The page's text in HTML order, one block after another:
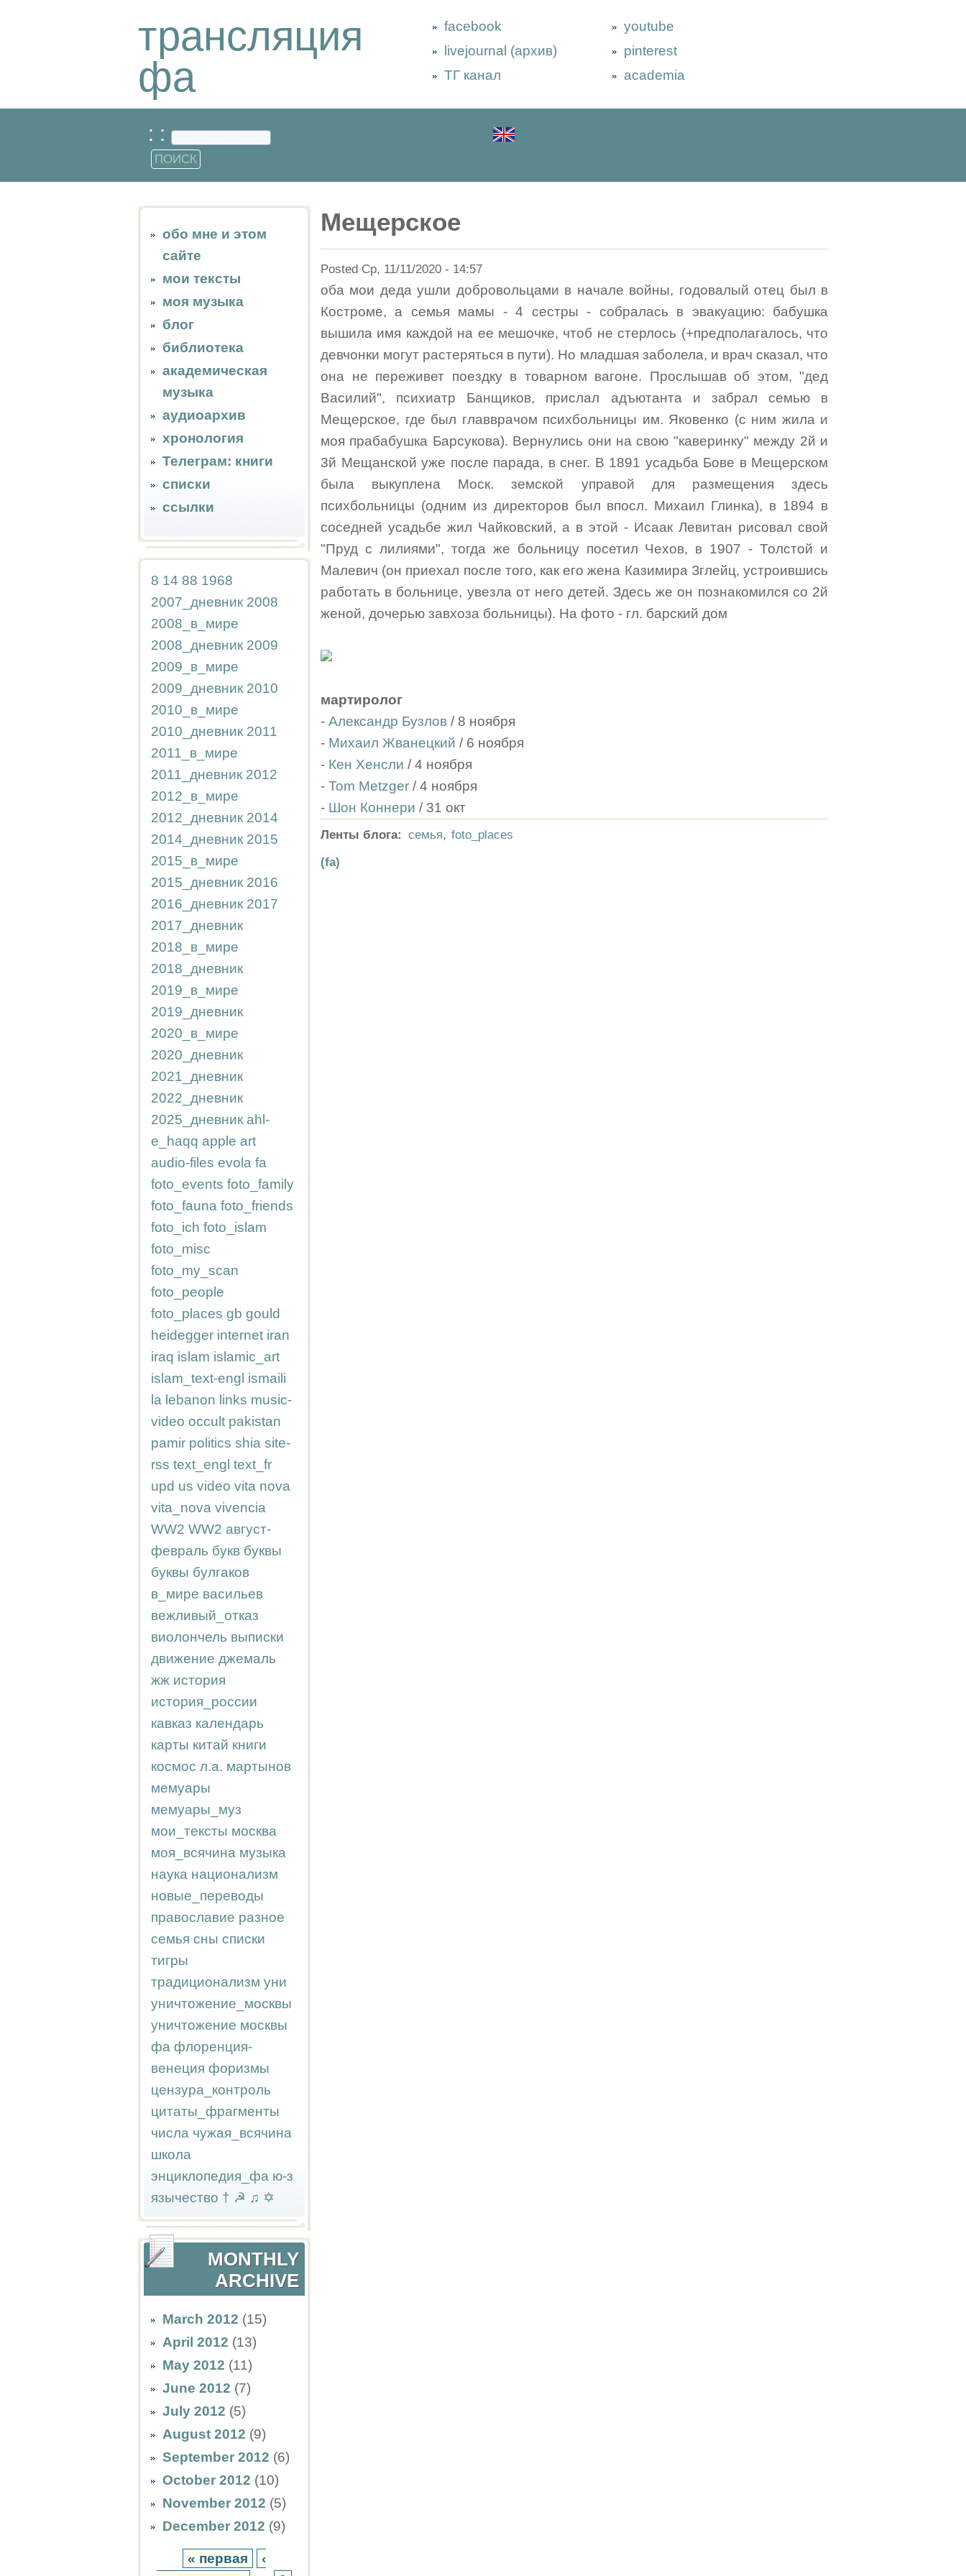
трансляция
фа
facebook
livejournal (архив)
ТГ канал
youtube
pinterest
academia
: :
обо мне и этом
сайте
мои тексты
моя музыка
блог
библиотека
академическая
музыка
аудиоархив
хронология
Телеграм: книги
списки
ссылки
8 14 88 1968
2007_дневник 2008
2008_в_мире
2008_дневник 2009
2009_в_мире
2009_дневник 2010
2010_в_мире
2010_дневник 2011
2011_в_мире
2011_дневник 2012
2012_в_мире
2012_дневник 2014
2014_дневник 2015
2015_в_мире
2015_дневник 2016
2016_дневник 2017
2017_дневник
2018_в_мире
2018_дневник
2019_в_мире
2019_дневник
2020_в_мире
2020_дневник
2021_дневник
2022_дневник
2025_дневник ahl-
e_haqq apple art
audio-files evola fa
foto_events foto_family
foto_fauna foto_friends
foto_ich foto_islam
foto_misc
foto_my_scan
foto_people
foto_places gb gould
heidegger internet iran
iraq islam islamic_art
islam_text-engl ismaili
la lebanon links music-
video occult pakistan
pamir politics shia site-
rss text_engl text_fr
upd us video vita nova
vita_nova vivencia
WW2 WW2 август-
февраль букв буквы
буквы булгаков
в_мире васильев
вежливый_отказ
виолончель выписки
движение джемаль
жж история
история_россии
кавказ календарь
карты китай книги
космос л.а. мартынов
мемуары
мемуары_муз
мои_тексты москва
моя_всячина музыка
наука национализм
новые_переводы
православие разное
семья сны списки
тигры
традиционализм уни
уничтожение_москвы
уничтожение москвы
фа флоренция-
венеция форизмы
цензура_контроль
цитаты_фрагменты
числа чужая_всячина
школа
энциклопедия_фа ю-з
язычество † ☭ ♫ ✡
MONTHLY
ARCHIVE
March 2012 (15)
April 2012 (13)
May 2012 (11)
June 2012 (7)
July 2012 (5)
August 2012 (9)
September 2012 (6)
October 2012 (10)
November 2012 (5)
December 2012 (9)
« первая
‹
Мещерское
Posted Ср, 11/11/2020 - 14:57
оба мои деда ушли добровольцами в начале войны, годовалый отец был в
Костроме, а семья мамы - 4 сестры - собралась в эвакуацию: бабушка
вышила имя каждой на ее мешочке, чтоб не стерлось (+предполагалось, что
девчонки могут растеряться в пути). Но младшая заболела, и врач сказал, что
она не переживет поездку в товарном вагоне. Прослышав об этом, "дед
Василий", психиатр Банщиков, прислал адъютанта и забрал семью в
Мещерское, где был главврачом психбольницы им. Яковенко (с ним жила и
моя прабабушка Барсукова). Вернулись они на свою "каверинку" между 2й и
3й Мещанской уже после парада, в снег. В 1891 усадьба Бове в Мещерском
была выкуплена Моск. земской управой для размещения здесь
психбольницы (одним из директоров был впосл. Михаил Глинка), в 1894 в
соседней усадьбе жил Чайковский, а в этой - Исаак Левитан рисовал свой
"Пруд с лилиями", тогда же больницу посетил Чехов, в 1907 - Толстой и
Малевич (он приехал после того, как его жена Казимира Зглейц, устроившись
работать в больнице, увезла от него детей. Здесь же он познакомился со 2й
женой, дочерью завхоза больницы). На фото - гл. барский дом
мартиролог
- Александр Бузлов / 8 ноября
- Михаил Жванецкий / 6 ноября
- Кен Хенсли / 4 ноября
- Tom Metzger / 4 ноября
- Шон Коннери / 31 окт
Ленты блога: семья, foto_places
(fa)